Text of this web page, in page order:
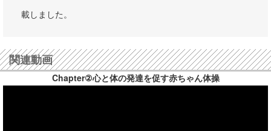
載しました。
関連動画
Chapter②心と体の発達を促す赤ちゃん体操